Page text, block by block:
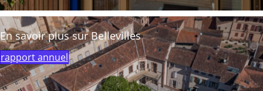
En savoir plus sur Bellevilles
rapport annuel